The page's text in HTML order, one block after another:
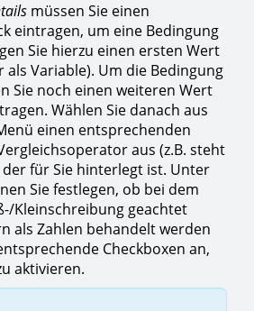
müssen Sie einen
eintragen, um eine Bedingung
Sie hierzu einen ersten Wert
als Variable). Um die Bedingung
Sie noch einen weiteren Wert
Wählen Sie danach aus
einen entsprechenden
aus (z.B. steht
der für Sie hinterlegt ist. Unter
Sie festlegen, ob bei dem
Kleinschreibung geachtet
als Zahlen behandelt werden
Checkboxen an,
aktivieren.